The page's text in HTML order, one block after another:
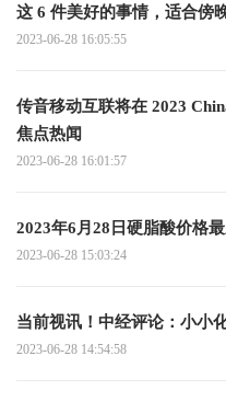
这 6 件美好的事情，适合傍
2023-06-28 16:05:55
传音移动互联将在 2023
焦点热闻
2023-06-28 16:01:57
2023年6月28日硬脂酸价格
2023-06-28 15:03:24
当前视讯！中经评论：小小
2023-06-28 14:54:58